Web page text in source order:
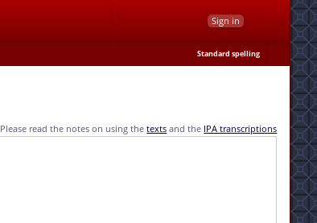
Sign in
Standard spelling
Please read the notes on using thetexts and the IPA transcriptions